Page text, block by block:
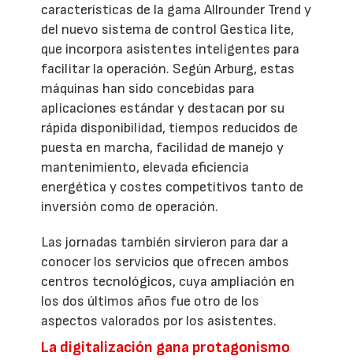
características de la gama Allrounder Trend y
del nuevo sistema de control Gestica lite,
que incorpora asistentes inteligentes para
facilitar la operación. Según Arburg, estas
máquinas han sido concebidas para
aplicaciones estándar y destacan por su
rápida disponibilidad, tiempos reducidos de
puesta en marcha, facilidad de manejo y
mantenimiento, elevada eficiencia
energética y costes competitivos tanto de
inversión como de operación.
Las jornadas también sirvieron para dar a
conocer los servicios que ofrecen ambos
centros tecnológicos, cuya ampliación en
los dos últimos años fue otro de los
aspectos valorados por los asistentes.
La digitalización gana protagonismo